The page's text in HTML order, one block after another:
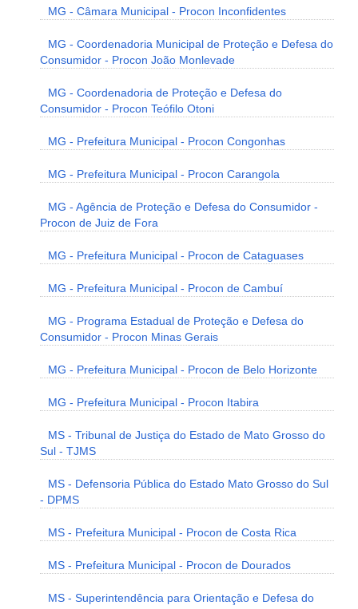
MG - Câmara Municipal - Procon Inconfidentes
MG - Coordenadoria Municipal de Proteção e Defesa do
Consumidor - Procon João Monlevade
MG - Coordenadoria de Proteção e Defesa do
Consumidor - Procon Teófilo Otoni
MG - Prefeitura Municipal - Procon Congonhas
MG - Prefeitura Municipal - Procon Carangola
MG - Agência de Proteção e Defesa do Consumidor -
Procon de Juiz de Fora
MG - Prefeitura Municipal - Procon de Cataguases
MG - Prefeitura Municipal - Procon de Cambuí
MG - Programa Estadual de Proteção e Defesa do
Consumidor - Procon Minas Gerais
MG - Prefeitura Municipal - Procon de Belo Horizonte
MG - Prefeitura Municipal - Procon Itabira
MS - Tribunal de Justiça do Estado de Mato Grosso do
Sul - TJMS
MS - Defensoria Pública do Estado Mato Grosso do Sul
- DPMS
MS - Prefeitura Municipal - Procon de Costa Rica
MS - Prefeitura Municipal - Procon de Dourados
MS - Superintendência para Orientação e Defesa do